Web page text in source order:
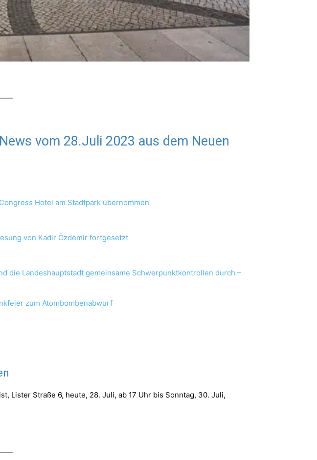
vom 28.Juli 2023 aus dem Neuen
Hotel am Stadtpark übernommen
von Kadir Özdemir fortgesetzt
die Landeshauptstadt gemeinsame Schwerpunktkontrollen durch –
zum Atombombenabwurf
Lister Straße 6, heute, 28. Juli, ab 17 Uhr bis Sonntag, 30. Juli,